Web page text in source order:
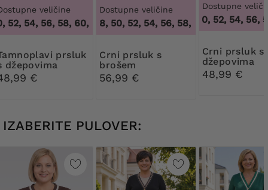
veličine
54, 56, 58, 60, 62, 64,48, 50, 52, 54, 56, 58, 60, 62, 64
džepovima
€
Dostupne veličine
46, 48, 50, 52, 54, 56, 58, 60, 62, 64,46,
Crni prsluk s
brošem
56,99 €
Dostupne
48, 50, 52, 54, 56,
Crni prsluk s
džepovima
48,99 €
IZABERITE PULOVER: